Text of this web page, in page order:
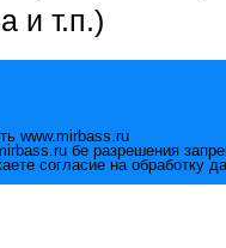
и т.п.)
www.mirbass.ru
бе разрешения
согласие на обработку